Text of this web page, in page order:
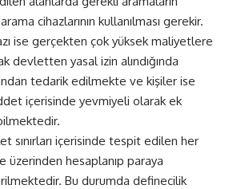
cihazlarının kullanılması gerekir.
ise gerçekten çok yüksek maliyetlere
devletten yasal izin alındığında
tedarik edilmekte ve kişiler ise
içerisinde yevmiyeli olarak ek
sınırları içerisinde tespit edilen her
üzerinden hesaplanıp paraya
Bu durumda definecilik